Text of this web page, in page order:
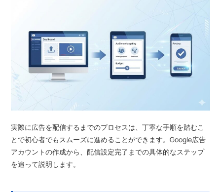
実際に広告を配信するまでのプロセスは、丁寧な手順を踏むこ
とで初心者でもスムーズに進めることができます。Google広告
アカウントの作成から、配信設定完了までの具体的なステップ
を追って説明します。